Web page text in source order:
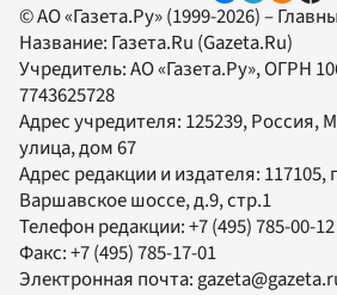
© АО «Газета.Ру» (1999-2026) –
Название: Газета.Ru (Gazeta.Ru)
Учредитель:АО «Газета.Ру», ОГРН
7743625728
Адрес учредителя: 125239, Россия,
улица, дом 67
Адрес редакции и издателя: 117105,
Варшавское шоссе, д.9, стр.1
Телефон редакции:+7 (495) 785-00-12
Факс:+7 (495) 785-17-01
Электронная почта: